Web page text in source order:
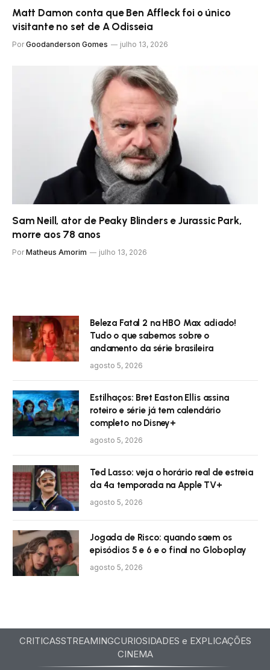
Matt Damon conta que Ben Affleck foi o único
visitante no set de A Odisseia
Por Goodanderson Gomes julho 13, 2026
Sam Neill, ator de Peaky Blinders e Jurassic Park,
morre aos 78 anos
Por Matheus Amorim julho 13, 2026
Beleza Fatal 2 na HBO Max adiado!
Tudo o que sabemos sobre o
andamento da série brasileira
agosto 5, 2026
Estilhaços: Bret Easton Ellis assina
roteiro e série já tem calendário
completo no Disney+
agosto 5, 2026
Ted Lasso: veja o horário real de estreia
da 4ª temporada na Apple TV+
agosto 5, 2026
Jogada de Risco: quando saem os
episódios 5 e 6 e o final no Globoplay
agosto 5, 2026
CRITICASSTREAMINGCURIOSIDADES e EXPLICAÇÕES
CINEMA